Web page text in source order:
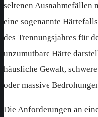
seltenen Ausnahmefällen
eine sogenannte
des Trennungsjahres für
unzumutbare Härte
häusliche Gewalt,
oder massive
Die Anforderungen an